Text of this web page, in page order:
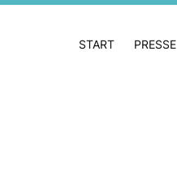
START PRESSE